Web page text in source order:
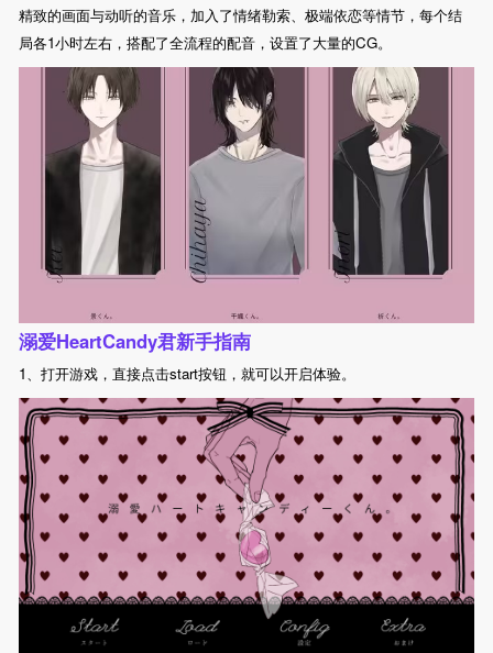
精致的画面与动听的音乐，加入了情绪勒索、极端依恋等情节，每个结
局各1小时左右，搭配了全流程的配音，设置了大量的CG。
溺爱HeartCandy君新手指南
1、打开游戏，直接点击start按钮，就可以开启体验。